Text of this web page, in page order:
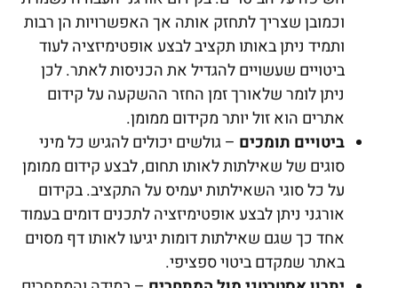
וכמובן שצריך לתחזק אותה אך האפשרויות הן רבות
ותמיד ניתן באותו תקציב לבצע אופטימיזציה לעוד
ביטויים שעשויים להגדיל את הכניסות לאתר. לכן
ניתן לומר שלאורך זמן החזר ההשקעה על קידום
אתרים הוא זול יותר מקידום ממומן.
ביטויים תומכים – גולשים יכולים להגיש כל מיני
סוגים של שאילתות לאותו תחום, לבצע קידום ממומן
על כל סוגי השאילתות יעמיס על התקציב. בקידום
אורגני ניתן לבצע אופטימיזציה לתכנים דומים בעמוד
אחד כך שגם שאילתות דומות יגיעו לאותו דף מסוים
באתר שמקדם ביטוי ספציפי.